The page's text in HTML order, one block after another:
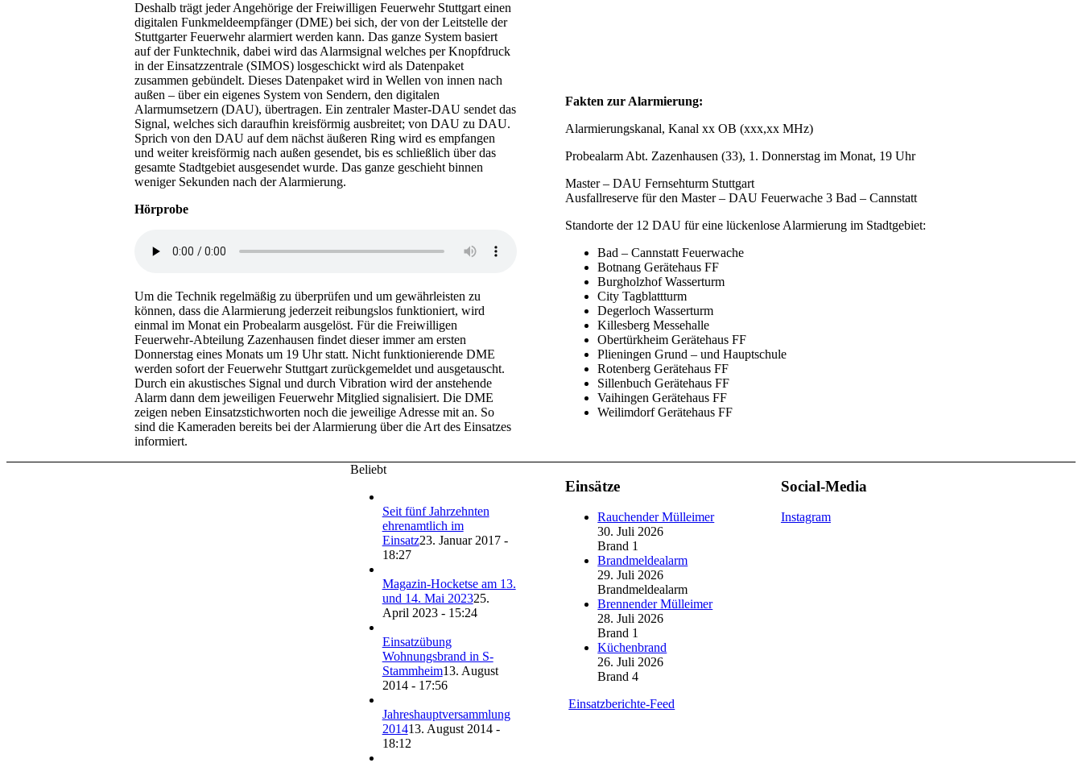
Deshalb trägt jeder Angehörige der Freiwilligen Feuerwehr Stuttgart einen
digitalen Funkmeldeempfänger (DME) bei sich, der von der Leitstelle der
Stuttgarter Feuerwehr alarmiert werden kann. Das ganze System basiert
auf der Funktechnik, dabei wird das Alarmsignal welches per Knopfdruck
in der Einsatzzentrale (SIMOS) losgeschickt wird als Datenpaket
zusammen gebündelt. Dieses Datenpaket wird in Wellen von innen nach
außen – über ein eigenes System von Sendern, den digitalen
Alarmumsetzern (DAU), übertragen. Ein zentraler Master-DAU sendet das
Signal, welches sich daraufhin kreisförmig ausbreitet; von DAU zu DAU.
Sprich von den DAU auf dem nächst äußeren Ring wird es empfangen
und weiter kreisförmig nach außen gesendet, bis es schließlich über das
gesamte Stadtgebiet ausgesendet wurde. Das ganze geschieht binnen
weniger Sekunden nach der Alarmierung.
Hörprobe
Um die Technik regelmäßig zu überprüfen und um gewährleisten zu
können, dass die Alarmierung jederzeit reibungslos funktioniert, wird
einmal im Monat ein Probealarm ausgelöst. Für die Freiwilligen
Feuerwehr-Abteilung Zazenhausen findet dieser immer am ersten
Donnerstag eines Monats um 19 Uhr statt. Nicht funktionierende DME
werden sofort der Feuerwehr Stuttgart zurückgemeldet und ausgetauscht.
Durch ein akustisches Signal und durch Vibration wird der anstehende
Alarm dann dem jeweiligen Feuerwehr Mitglied signalisiert. Die DME
zeigen neben Einsatzstichworten noch die jeweilige Adresse mit an. So
sind die Kameraden bereits bei der Alarmierung über die Art des Einsatzes
informiert.
Fakten zur Alarmierung:
Alarmierungskanal, Kanal xx OB (xxx,xx MHz)
Probealarm Abt. Zazenhausen (33), 1. Donnerstag im Monat, 19 Uhr
Master – DAU Fernsehturm Stuttgart
Ausfallreserve für den Master – DAU Feuerwache 3 Bad – Cannstatt
Standorte der 12 DAU für eine lückenlose Alarmierung im Stadtgebiet:
Bad – Cannstatt Feuerwache
Botnang Gerätehaus FF
Burgholzhof Wasserturm
City Tagblattturm
Degerloch Wasserturm
Killesberg Messehalle
Obertürkheim Gerätehaus FF
Plieningen Grund – und Hauptschule
Rotenberg Gerätehaus FF
Sillenbuch Gerätehaus FF
Vaihingen Gerätehaus FF
Weilimdorf Gerätehaus FF
Beliebt
Seit fünf Jahrzehnten
ehrenamtlich im
Einsatz23. Januar 2017 -
18:27
Magazin-Hocketse am 13.
und 14. Mai 202325.
April 2023 - 15:24
Einsatzübung
Wohnungsbrand in S-
Stammheim13. August
2014 - 17:56
Jahreshauptversammlung
201413. August 2014 -
18:12
Einsätze
Rauchender Mülleimer
30. Juli 2026
Brand 1
Brandmeldealarm
29. Juli 2026
Brandmeldealarm
Brennender Mülleimer
28. Juli 2026
Brand 1
Küchenbrand
26. Juli 2026
Brand 4
Einsatzberichte-Feed
Social-Media
Instagram